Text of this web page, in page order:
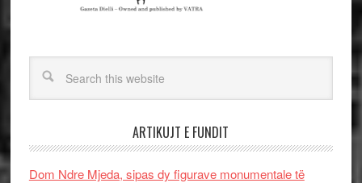
ARTIKUJT E FUNDIT
Dom Ndre Mjeda, sipas dy figurave monumentale të